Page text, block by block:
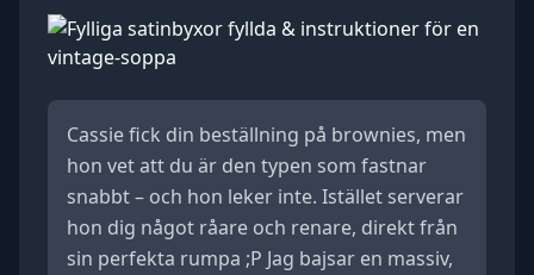
Cassie fick din beställning på brownies, men
hon vet att du är den typen som fastnar
snabbt – och hon leker inte. Istället serverar
hon dig något råare och renare, direkt från
sin perfekta rumpa ;P Jag bajsar en massiv,